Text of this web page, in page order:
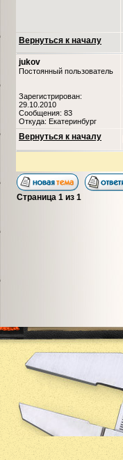
Вернуться к началу
jukov
Постоянный пользователь
Зарегистрирован:
29.10.2010
Сообщения: 83
Откуда: Екатеринбург
Вернуться к началу
Страница 1 из 1